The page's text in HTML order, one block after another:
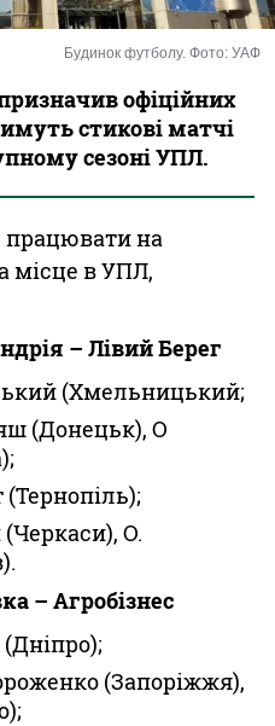
Будинок футболу. Фото: УАФ
офіційних
стикові матчі
сезоні УПЛ.
працювати на
місце в УПЛ,
– Лівий Берег
(Хмельницький;
(Донецьк), О
(Тернопіль);
(Черкаси), О.
– Агробізнес
(Запоріжжя),